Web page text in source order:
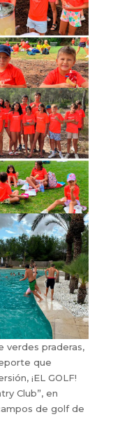
verdes praderas,
que
¡EL GOLF!
Club”, en
de golf de